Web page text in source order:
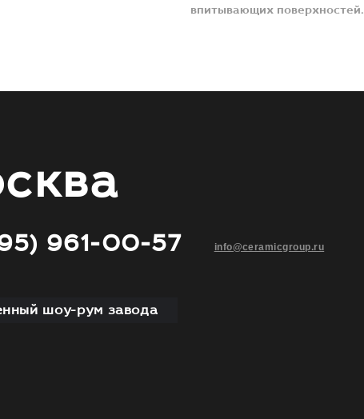
впитывающих поверхностей.
961-00-57 info@ceramicgroup.ru
шоу-рум завода